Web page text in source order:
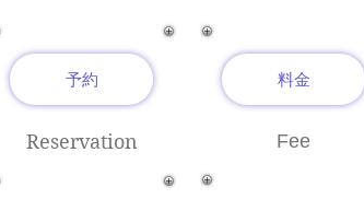
予約
Reservation
料金
Fee